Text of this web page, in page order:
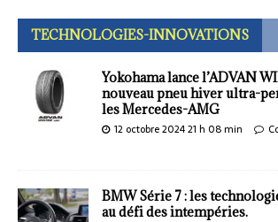
TECHNOLOGIES-INNOVATIONS
Yokohama lance l’ADVAN
nouveau pneu hiver ultra-
les Mercedes-AMG
12 octobre 2024 21 h 08 min
BMW Série 7 : les
au défi des intempéries.